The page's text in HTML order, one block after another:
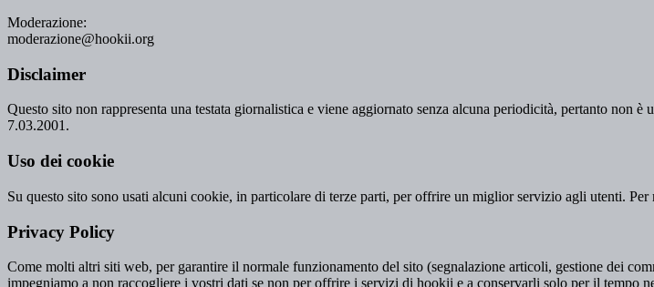
Moderazione:
moderazione@hookii.org
Disclaimer
Questo sito non rappresenta una testata giornalistica e viene aggiornato senza alcuna periodicità, pertanto
7.03.2001.
Uso dei cookie
Su questo sito sono usati alcuni cookie, in particolare di terze parti, per offrire un miglior servizio agli utenti.
Privacy Policy
Come molti altri siti web, per garantire il normale funzionamento del sito (segnalazione articoli, gestione dei
impegniamo a non raccogliere i vostri dati se non per offrire i servizi di hookii e a conservarli solo per il tempo